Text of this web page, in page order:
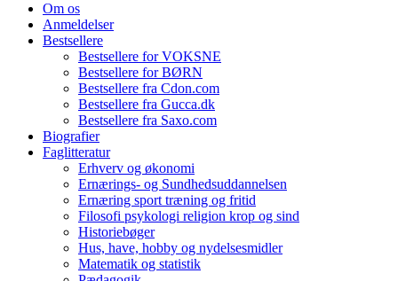
Om os
Anmeldelser
Bestsellere
Bestsellere for VOKSNE
Bestsellere for BØRN
Bestsellere fra Cdon.com
Bestsellere fra Gucca.dk
Bestsellere fra Saxo.com
Biografier
Faglitteratur
Erhverv og økonomi
Ernærings- og Sundhedsuddannelsen
Ernæring sport træning og fritid
Filosofi psykologi religion krop og sind
Historiebøger
Hus, have, hobby og nydelsesmidler
Matematik og statistik